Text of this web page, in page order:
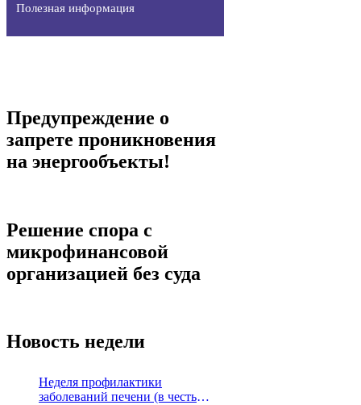
Полезная информация
Предупреждение о
запрете проникновения
на энергообъекты!
Решение спора с
микрофинансовой
организацией без суда
Новость недели
Неделя профилактики
заболеваний печени (в честь